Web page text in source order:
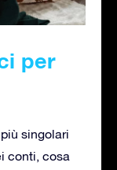
per
singolari
conti, cosa